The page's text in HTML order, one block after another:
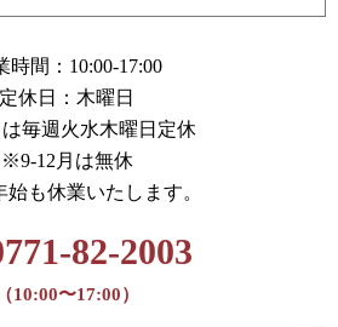
時間：10:00-17:00
定休日：木曜日
毎週火水木曜日定休
※9-12月は無休
も休業いたします。
82-2003
（10:00〜17:00）